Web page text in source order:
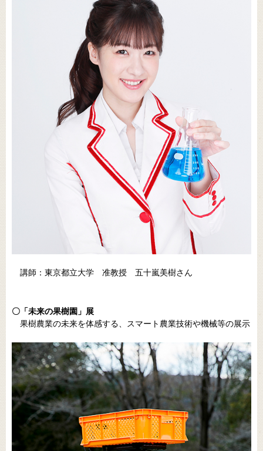
講師：東京都立大学 准教授 五十嵐美樹さん
〇「未来の果樹園」展
果樹農業の未来を体感する、スマート農業技術や機械等の展示